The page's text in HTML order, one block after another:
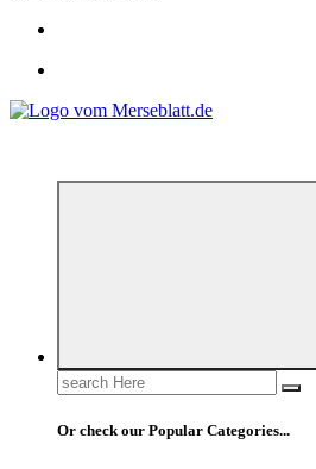
Search
for:
Or check our Popular Categories...